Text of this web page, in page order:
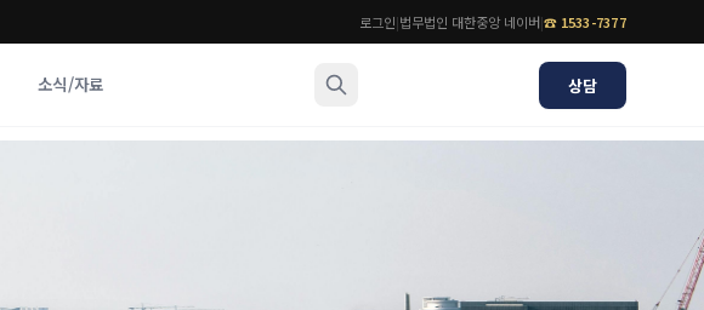
로그인|법무법인 대한중앙 네이버|☎ 1533-7377
소식/자료 상담
법률 블로그